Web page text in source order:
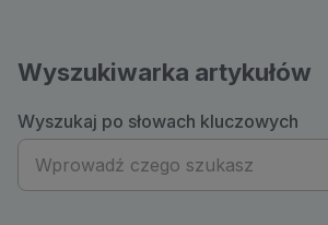
Wyszukiwarka artykułów
Wyszukaj po słowach kluczowych